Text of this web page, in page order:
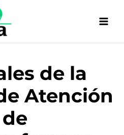
de la
Atención